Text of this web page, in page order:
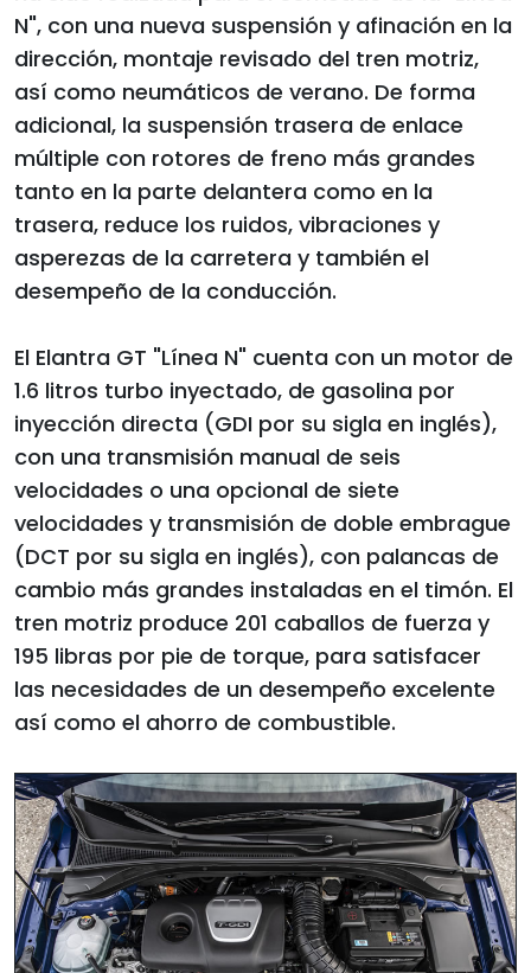
N", con una nueva suspensión y afinación en la
dirección, montaje revisado del tren motriz,
así como neumáticos de verano. De forma
adicional, la suspensión trasera de enlace
múltiple con rotores de freno más grandes
tanto en la parte delantera como en la
trasera, reduce los ruidos, vibraciones y
asperezas de la carretera y también el
desempeño de la conducción.
El Elantra GT "Línea N" cuenta con un motor de
1.6 litros turbo inyectado, de gasolina por
inyección directa (GDI por su sigla en inglés),
con una transmisión manual de seis
velocidades o una opcional de siete
velocidades y transmisión de doble embrague
(DCT por su sigla en inglés), con palancas de
cambio más grandes instaladas en el timón. El
tren motriz produce 201 caballos de fuerza y
195 libras por pie de torque, para satisfacer
las necesidades de un desempeño excelente
así como el ahorro de combustible.